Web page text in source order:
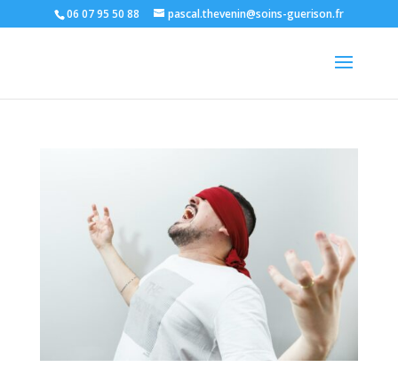
06 07 95 50 88 pascal.thevenin@soins-guerison.fr